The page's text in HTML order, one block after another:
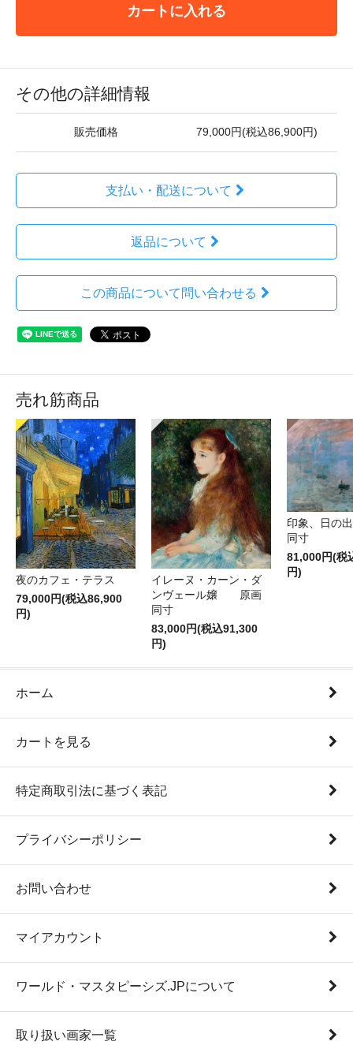
カートに入れる
その他の詳細情報
販売価格 79,000円(税込86,900円)
支払い・配送について
返品について
この商品について問い合わせる
売れ筋商品
夜のカフェ・テラス
79,000円(税込86,900
円)
イレーヌ・カーン・ダ
ンヴェール嬢 原画
同寸
83,000円(税込91,300
円)
印象、日
同寸
81,000円(税
円)
ホーム
カートを見る
特定商取引法に基づく表記
プライバシーポリシー
お問い合わせ
マイアカウント
ワールド・マスタピーシズ.JPについて
取り扱い画家一覧